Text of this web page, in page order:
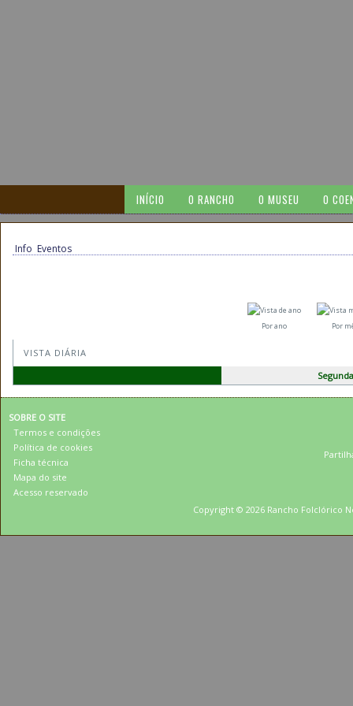
INÍCIO O RANCHO O MUSEU O
Info Eventos
Por ano Por
VISTA DIÁRIA
SOBRE O SITE
Termos e condições
Política de cookies
Ficha técnica
Mapa do site
Acesso reservado
Copyright © 2026 Rancho Folclórico